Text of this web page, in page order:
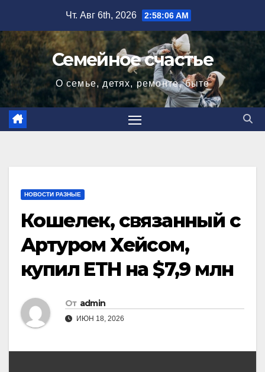
содержимому
Чт. Авг 6th, 2026 2:58:07 AM
Семейное счастье
О семье, детях, ремонте, быте
НОВОСТИ РАЗНЫЕ
Кошелек, связанный с
Артуром Хейсом,
купил ETH на $7,9 млн
От admin
ИЮН 18, 2026